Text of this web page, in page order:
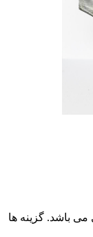
می باشد. گزینه ها